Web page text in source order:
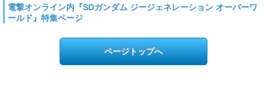
電撃オンライン内『SDガンダム ジージェネレーション オーバーワ
ールド』特集ページ
ページトップへ